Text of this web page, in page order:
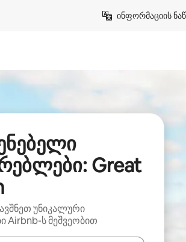
ინფორმაციის
Great
უნიკალური
Airbnb-ს მეშვეობით